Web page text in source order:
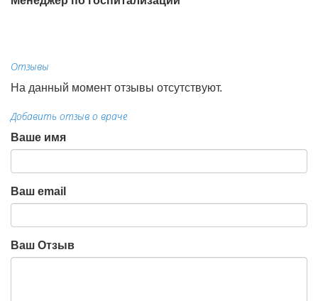
Отзывы
На данный момент отзывы отсутствуют.
Добавить отзыв о враче
Ваше имя
Ваш email
Ваш Отзыв